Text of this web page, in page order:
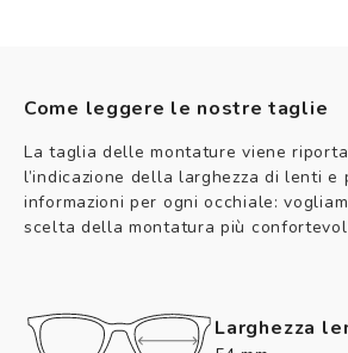
Come leggere le nostre taglie
La taglia delle montature viene
l’indicazione della larghezza di lenti e
informazioni per ogni occhiale:
scelta della montatura più
Larghezza